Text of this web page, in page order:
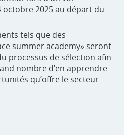
2025 au départ du
tels que des
summer academy» seront
processus de sélection afin
nombre d’en apprendre
qu’offre le secteur